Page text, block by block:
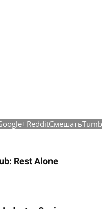
RedditСмешать
Rest Alone